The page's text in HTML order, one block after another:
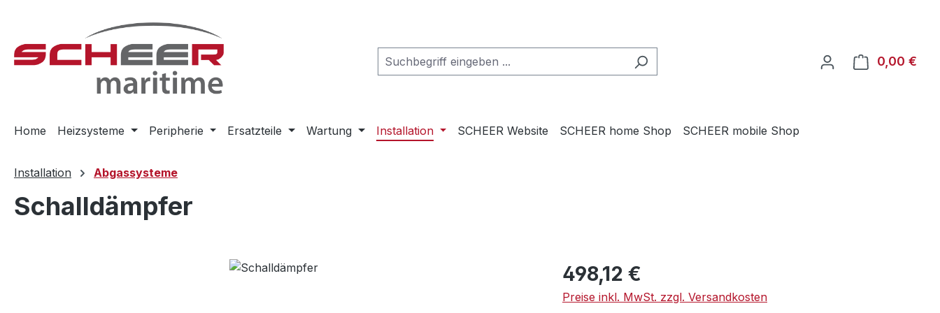
0,00 €
Home Heizsysteme Peripherie Ersatzteile Wartung Installation SCHEER Website SCHEER home Shop SCHEER mobile Shop
Installation Abgassysteme
Schalldämpfer
Regulärer Preis:
498,12 €
Preise inkl. MwSt. zzgl. Versandkosten